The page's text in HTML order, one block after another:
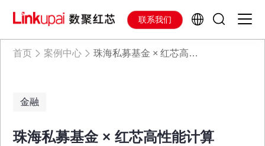
联系我们
首页 案例中心 珠海私募基金 × 红芯高性能计算 (HPC)集群方案，实现提效降本
金融
珠海私募基金 × 红芯高性能计算